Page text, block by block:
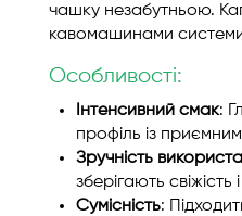
чашку незабутньою.
кавомашинами
Особливості:
Інтенсивний смак:
профіль із
Зручність
зберігають свіжість
Сумісність: